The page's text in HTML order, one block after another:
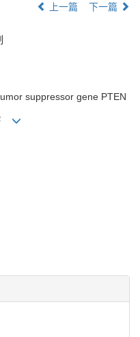
上一篇 下一篇
suppressor gene PTEN